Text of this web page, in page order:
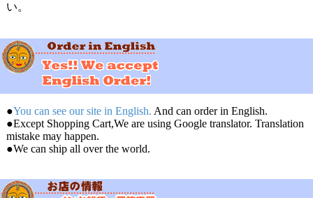
い。
●You can see our site in English. And can order in English.
●Except Shopping Cart,We are using Google translator. Translation
mistake may happen.
●We can ship all over the world.